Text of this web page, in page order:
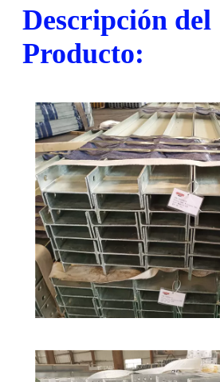
Descripción del
Producto: